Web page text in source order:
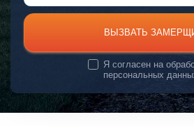
ВЫЗВАТЬ
Я согласен на
персональных